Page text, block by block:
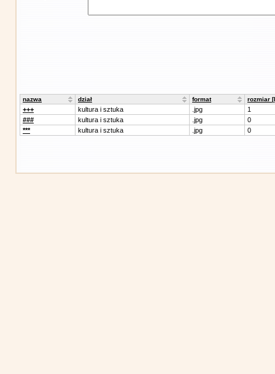
nazwa dział format rozmiar
+++ kultura i sztuka .jpg
1
###
kultura i sztuka .jpg
0
***
kultura i sztuka .jpg 0